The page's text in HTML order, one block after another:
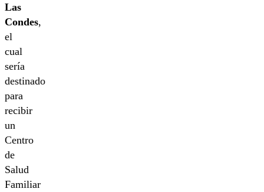
Las
Condes,
el
cual
sería
destinado
para
recibir
un
Centro
de
Salud
Familiar